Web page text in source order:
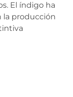
El índigo ha
la producción